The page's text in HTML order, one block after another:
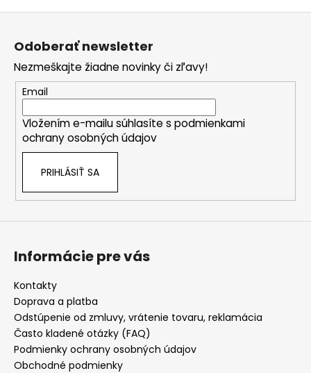
Odoberať newsletter
Nezmeškajte žiadne novinky či zľavy!
Email
Vložením e-mailu súhlasíte s podmienkami
ochrany osobných údajov
PRIHLÁSIŤ SA
Informácie pre vás
Kontakty
Doprava a platba
Odstúpenie od zmluvy, vrátenie tovaru, reklamácia
Často kladené otázky (FAQ)
Podmienky ochrany osobných údajov
Obchodné podmienky